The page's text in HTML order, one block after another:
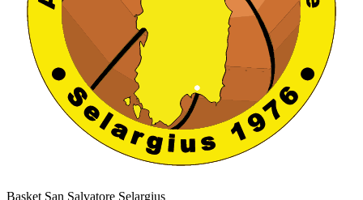
Basket San Salvatore Selargius